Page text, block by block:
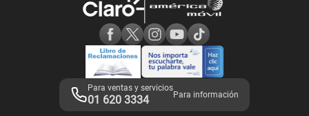
Adquirientes iPhone 6, 6S y SE
Mensaje de Seguridad
Términos y Condiciones de Tienda Claro
Libro de Reclamaciones
Legales de marketplace
Para ventas y servicios
01 620 3334 Para información